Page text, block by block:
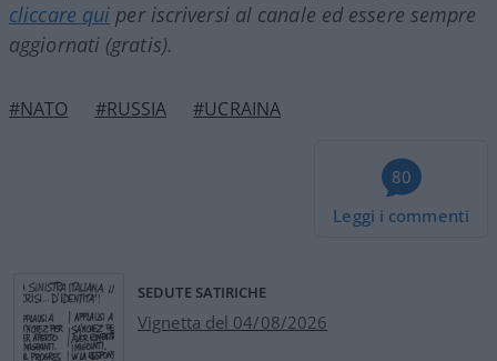
cliccare qui per iscriversi al canale ed essere sempre
aggiornati (gratis).
#NATO #RUSSIA #UCRAINA
80
Leggi i commenti
SEDUTE SATIRICHE
Vignetta del 04/08/2026